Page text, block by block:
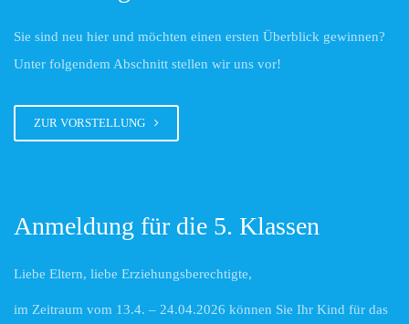
Sie sind neu hier und möchten einen ersten Überblick gewinnen?
Unter folgendem Abschnitt stellen wir uns vor!
ZUR VORSTELLUNG
Anmeldung für die 5. Klassen
Liebe Eltern, liebe Erziehungsberechtigte,
im Zeitraum vom 13.4. – 24.04.2026 können Sie Ihr Kind für das